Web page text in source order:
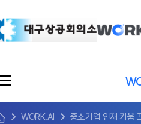
WORK.AI 중소기업 인재 키움